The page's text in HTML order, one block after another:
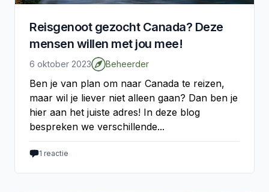
Reisgenoot gezocht Canada? Deze
mensen willen met jou mee!
6 oktober 2023 Beheerder
Ben je van plan om naar Canada te reizen,
maar wil je liever niet alleen gaan? Dan ben je
hier aan het juiste adres! In deze blog
bespreken we verschillende...
1 reactie